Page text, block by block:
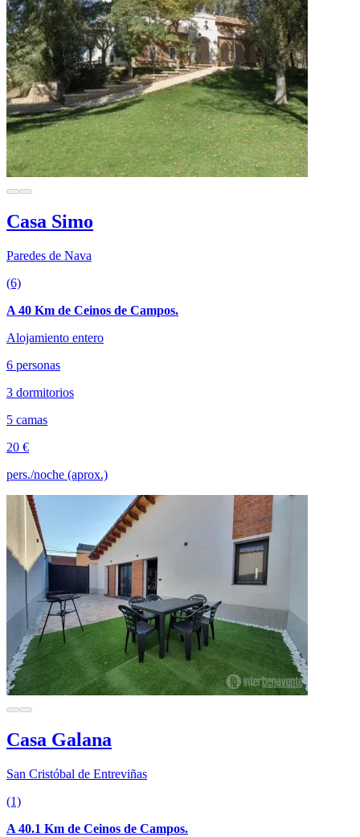
Casa Simo
Paredes de Nava
(6)
A 40 Km de Ceinos de Campos.
Alojamiento entero
6 personas
3 dormitorios
5 camas
20 €
pers./noche (aprox.)
Casa Galana
San Cristóbal de Entreviñas
(1)
A 40.1 Km de Ceinos de Campos.